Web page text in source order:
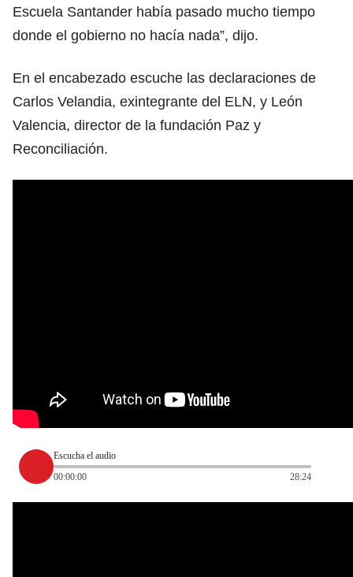
Escuela Santander había pasado mucho tiempo
donde el gobierno no hacía nada”, dijo.
En el encabezado escuche las declaraciones de
Carlos Velandia, exintegrante del ELN, y León
Valencia, director de la fundación Paz y
Reconciliación.
Escucha el audio
00:00:00
28:24